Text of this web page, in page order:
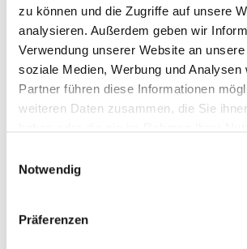
zu können und die Zugriffe auf unsere
analysieren. Außerdem geben wir
Verwendung unserer Website an
soziale Medien, Werbung und Analysen
Partner führen diese Informationen
weiteren Daten zusammen, die Sie
Notwendig
Präferenzen
Talento (2016 - 2021) L2H1,
Scudo